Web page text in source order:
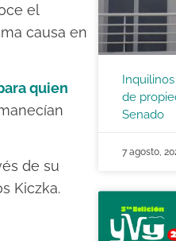
el
causa en
quien
de su
Kiczka.
de
Senado
7 agosto,